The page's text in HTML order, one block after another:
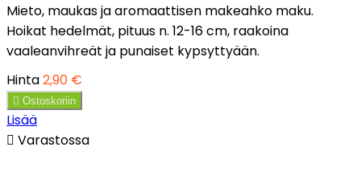
Mieto, maukas ja aromaattisen makeahko maku.
Hoikat hedelmät, pituus n. 12-16 cm, raakoina
vaaleanvihreät ja punaiset kypsyttyään.
Hinta2,90 €
 Ostoskoriin
Lisää
 Varastossa